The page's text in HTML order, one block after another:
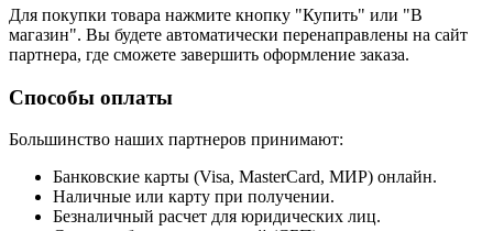
Для покупки товара нажмите кнопку "Купить" или "В
магазин". Вы будете автоматически перенаправлены на сайт
партнера, где сможете завершить оформление заказа.
Способы оплаты
Большинство наших партнеров принимают:
Банковские карты (Visa, MasterCard, МИР) онлайн.
Наличные или карту при получении.
Безналичный расчет для юридических лиц.